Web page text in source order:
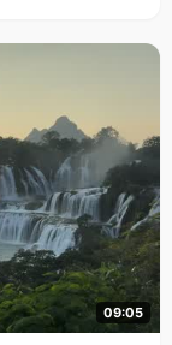
09:05